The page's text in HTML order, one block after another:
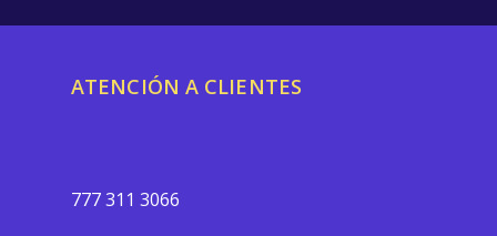
ATENCIÓN A CLIENTES
777 311 3066